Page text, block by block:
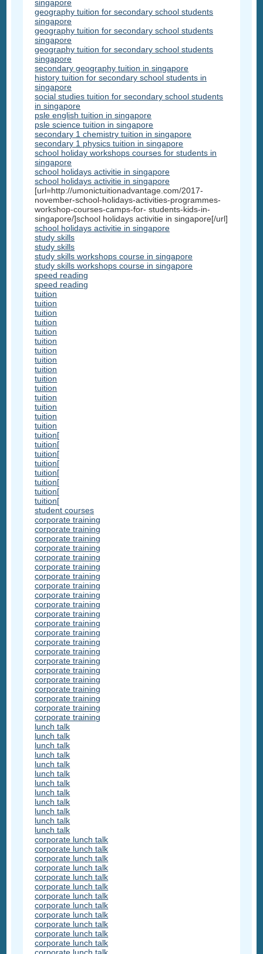
singapore
geography tuition for secondary school students
singapore
geography tuition for secondary school students
singapore
geography tuition for secondary school students
singapore
secondary geography tuition in singapore
history tuition for secondary school students in
singapore
social studies tuition for secondary school students
in singapore
psle english tuition in singapore
psle science tuition in singapore
secondary 1 chemistry tuition in singapore
secondary 1 physics tuition in singapore
school holiday workshops courses for students in
singapore
school holidays activitie in singapore
school holidays activitie in singapore
[url=http://umonictuitionadvantage.com/2017-
november-school-holidays-activities-programmes-
workshop-courses-camps-for- students-kids-in-
singapore/]school holidays activitie in singapore[/url]
school holidays activitie in singapore
study skills
study skills
study skills workshops course in singapore
study skills workshops course in singapore
speed reading
speed reading
tuition
tuition
tuition
tuition
tuition
tuition
tuition
tuition
tuition
tuition
tuition
tuition
tuition
tuition
tuition
tuition[
tuition[
tuition[
tuition[
tuition[
tuition[
tuition[
tuition[
student courses
corporate training
corporate training
corporate training
corporate training
corporate training
corporate training
corporate training
corporate training
corporate training
corporate training
corporate training
corporate training
corporate training
corporate training
corporate training
corporate training
corporate training
corporate training
corporate training
corporate training
corporate training
corporate training
lunch talk
lunch talk
lunch talk
lunch talk
lunch talk
lunch talk
lunch talk
lunch talk
lunch talk
lunch talk
lunch talk
lunch talk
corporate lunch talk
corporate lunch talk
corporate lunch talk
corporate lunch talk
corporate lunch talk
corporate lunch talk
corporate lunch talk
corporate lunch talk
corporate lunch talk
corporate lunch talk
corporate lunch talk
corporate lunch talk